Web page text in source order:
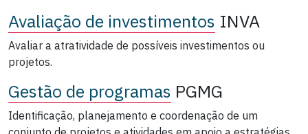
Avaliação de investimentos INVA
Avaliar a atratividade de possíveis investimentos ou
projetos.
Gestão de programas PGMG
Identificação, planejamento e coordenação de um